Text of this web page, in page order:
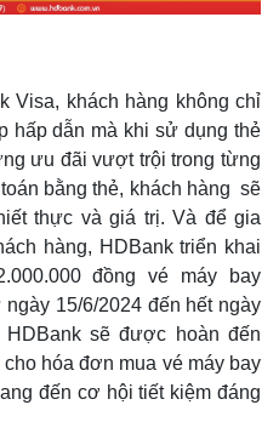
Multimedia
Video
Ảnh
E-Magazine
Infographic
Visa, khách hàng không chỉ
hấp dẫn mà khi sử dụng thẻ
ưu đãi vượt trội trong từng
bằng thẻ, khách hàng sẽ
thực và giá trị. Và để gia
hàng, HDBank triển khai
đồng vé máy bay
15/6/2024 đến hết ngày
sẽ được hoàn đến
hóa đơn mua vé máy bay
đến cơ hội tiết kiệm đáng